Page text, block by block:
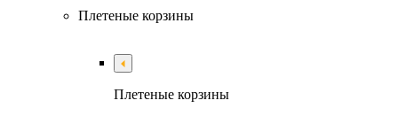
Плетеные корзины
Плетеные корзины